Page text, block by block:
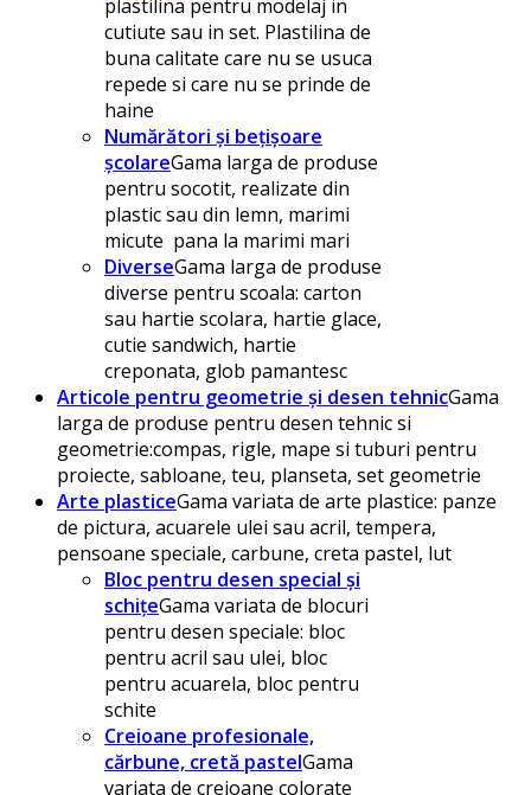
plastilina pentru modelaj in
cutiute sau in set. Plastilina de
buna calitate care nu se usuca
repede si care nu se prinde de
haine
Numărători și bețișoare
școlareGama larga de produse
pentru socotit, realizate din
plastic sau din lemn, marimi
micute pana la marimi mari
DiverseGama larga de produse
diverse pentru scoala: carton
sau hartie scolara, hartie glace,
cutie sandwich, hartie
creponata, glob pamantesc
Articole pentru geometrie și desen tehnicGama
larga de produse pentru desen tehnic si
geometrie:compas, rigle, mape si tuburi pentru
proiecte, sabloane, teu, planseta, set geometrie
Arte plasticeGama variata de arte plastice: panze
de pictura, acuarele ulei sau acril, tempera,
pensoane speciale, carbune, creta pastel, lut
Bloc pentru desen special și
schițeGama variata de blocuri
pentru desen speciale: bloc
pentru acril sau ulei, bloc
pentru acuarela, bloc pentru
schite
Creioane profesionale,
cărbune, cretă pastelGama
variata de creioane colorate